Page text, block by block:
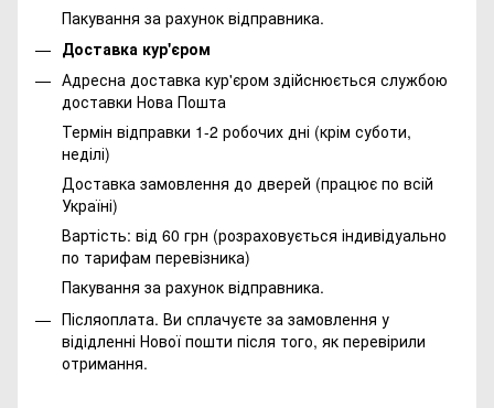
Пакування за рахунок відправника.
Доставка кур'єром
Адресна доставка кур'єром здійснюється службою
доставки Нова Пошта
Термін відправки 1-2 робочих дні (крім суботи,
неділі)
Доставка замовлення до дверей (працює по всій
Україні)
Вартість: від 60 грн (розраховується індивідуально
по тарифам перевізника)
Пакування за рахунок відправника.
Післяоплата. Ви сплачуєте за замовлення у
відідленні Нової пошти після того, як перевірили
отримання.